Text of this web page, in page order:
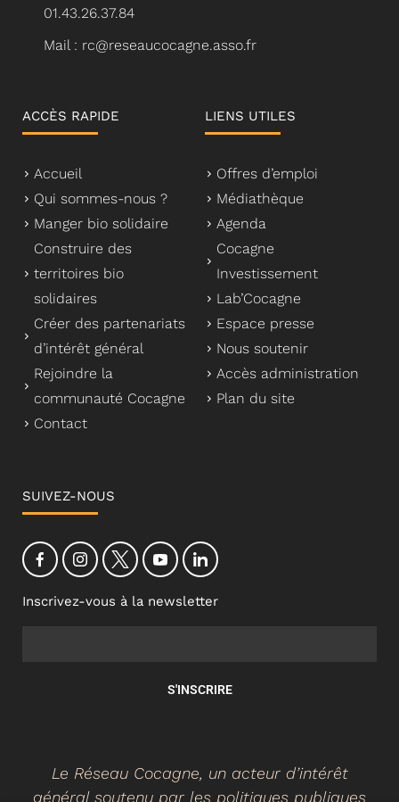
01.43.26.37.84
Mail : rc@reseaucocagne.asso.fr
ACCÈS RAPIDE
Accueil
Qui sommes-nous ?
Manger bio solidaire
Construire des
territoires bio
solidaires
Créer des partenariats
d’intérêt général
Rejoindre la
communauté Cocagne
Contact
LIENS UTILES
Offres d’emploi
Médiathèque
Agenda
Cocagne
Investissement
Lab’Cocagne
Espace presse
Nous soutenir
Accès administration
Plan du site
SUIVEZ-NOUS
Inscrivez-vous à la newsletter
S'INSCRIRE
Le Réseau Cocagne, un acteur d’intérêt
général soutenu par les politiques publiques